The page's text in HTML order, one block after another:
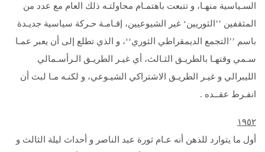
السـياسية منهـا، و تتبعت باهتمـام محاولتـه ذلك العام مع عدد من
المثقفين ’’الثوريين‘ غير الشيوعيين، إقـامـة حـركة سياسية جديـدة
باسم ’’التجمع الديمقراطي الثوري‘‘، و الذي تطلع إلى أن يعبر عمـا
سـمي وقتهـا بالطريـق الثـالث، أي غيـر الطريـق الـرأسـمالي
الليبرالي و غيـر الطريـق الاشتراكي الشيـوعي، و لكنـه مـا لبث أن
انفـرط عقــده .
۱۹٥٢
أول ما يتوارد للذهن أنه عـام ثورة عبد الناصر و أحداث ليلة الثالث و